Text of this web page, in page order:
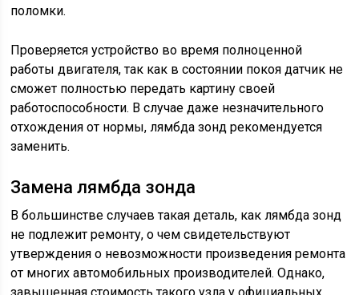
поломки.
Проверяется устройство во время полноценной
работы двигателя, так как в состоянии покоя датчик не
сможет полностью передать картину своей
работоспособности. В случае даже незначительного
отхождения от нормы, лямбда зонд рекомендуется
заменить.
Замена лямбда зонда
В большинстве случаев такая деталь, как лямбда зонд
не подлежит ремонту, о чем свидетельствуют
утверждения о невозможности произведения ремонта
от многих автомобильных производителей. Однако,